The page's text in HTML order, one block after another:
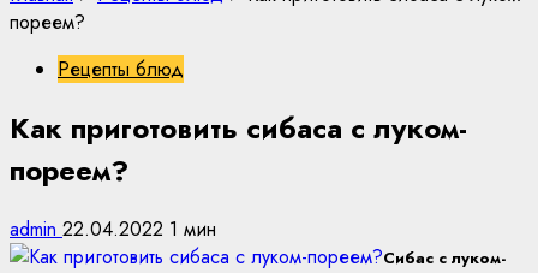
пореем?
Рецепты блюд
Как приготовить сибаса с луком-
пореем?
admin 22.04.2022 1 мин
Сибас с луком-